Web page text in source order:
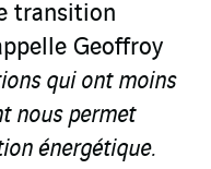
transition
Geoffroy
qui ont moins
nous permet
énergétique.